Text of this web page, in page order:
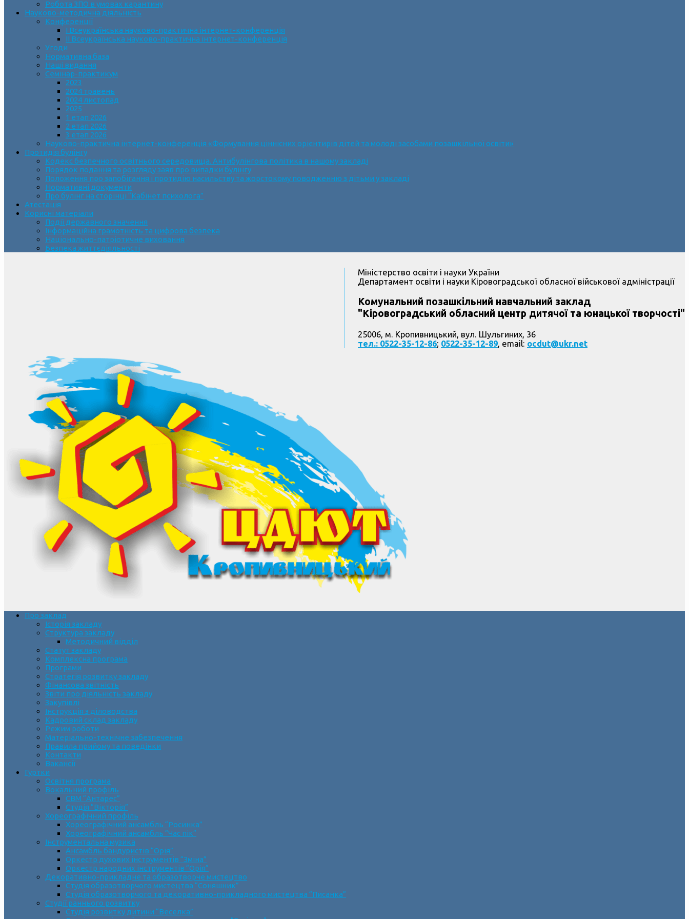
Робота ЗПО в умовах карантину
Науково-методична діяльність
Конференції
І Всеукраїнська науково-практична інтернет-конференція
ІІ Всеукраїнська науково-практична інтернет-конференція
Угоди
Нормативна база
Наші видання
Семінар-практикум
2023
2024 травень
2024 листопад
2025
1 етап 2026
2 етап 2026
3 етап 2026
Науково-практична інтернет-конференція «Формування ціннісних орієнтирів дітей та молоді засобами позашкільної освіти»
Протидія булінгу
Кодекс безпечного освітнього середовища. Антибулінгова політика в нашому закладі
Порядок подання та розгляду заяв про випадки булінгу
Положення про запобігання і протидію насильству та жорстокому поводженню з дітьми у закладі
Нормативні документи
Про булінг на сторінці “Кабінет психолога”
Атестація
Корисні матеріали
Події державного значення
Інформаційна грамотність та цифрова безпека
Національно-патріотичне виховання
Безпека життєдіяльності
Міністерство освіти і науки України
Департамент освіти і науки Кіровоградської обласної військової адміністрації
Комунальний позашкільний навчальний заклад
"Кіровоградський обласний центр дитячої та юнацької творчості"
25006, м. Кропивницький, вул. Шульгиних, 36
тел.: 0522-35-12-86; 0522-35-12-89, email: ocdut@ukr.net
Про заклад
Історія закладу
Структура закладу
Методичний відділ
Статут закладу
Комплексна програма
Програми
Стратегія розвитку закладу
Фінансова звітність
Звіти про діяльність закладу
Закупівлі
Інструкція з діловодства
Кадровий склад закладу
Режим роботи
Матеріально-технічне забезпечення
Правила прийому та поведінки
Контакти
Вакансії
Гуртки
Освітня програма
Вокальний профіль
СВМ “Антарес”
Студія “Вікторія”
Хореографічний профіль
Хореографічний ансамбль “Росинка”
Хореографічний ансамбль “Час пік”
Інструментальна музика
Ансамбль бандуристів “Орія”
Оркестр духових інструментів “Зміна”
Оркестр народних інструментів “Орія”
Декоративно-прикладне та образотворче мистецтво
Cтудія образотворчого мистецтва “Соняшник”
Студія образотворчого та декоративно-прикладного мистецтва “Писанка”
Студії раннього розвитку
Студія розвитку дитини “Веселка”